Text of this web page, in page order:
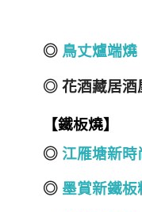
◎ 鳥丈爐端燒
◎ 花酒藏居酒
【鐵板燒】
◎ 江雁塘新時
◎ 墨賞新鐵板